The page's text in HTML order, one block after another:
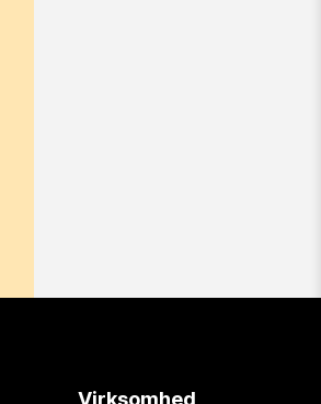
Virksomhed